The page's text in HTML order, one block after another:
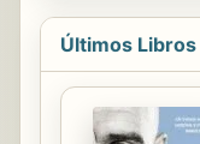
Últimos Libros